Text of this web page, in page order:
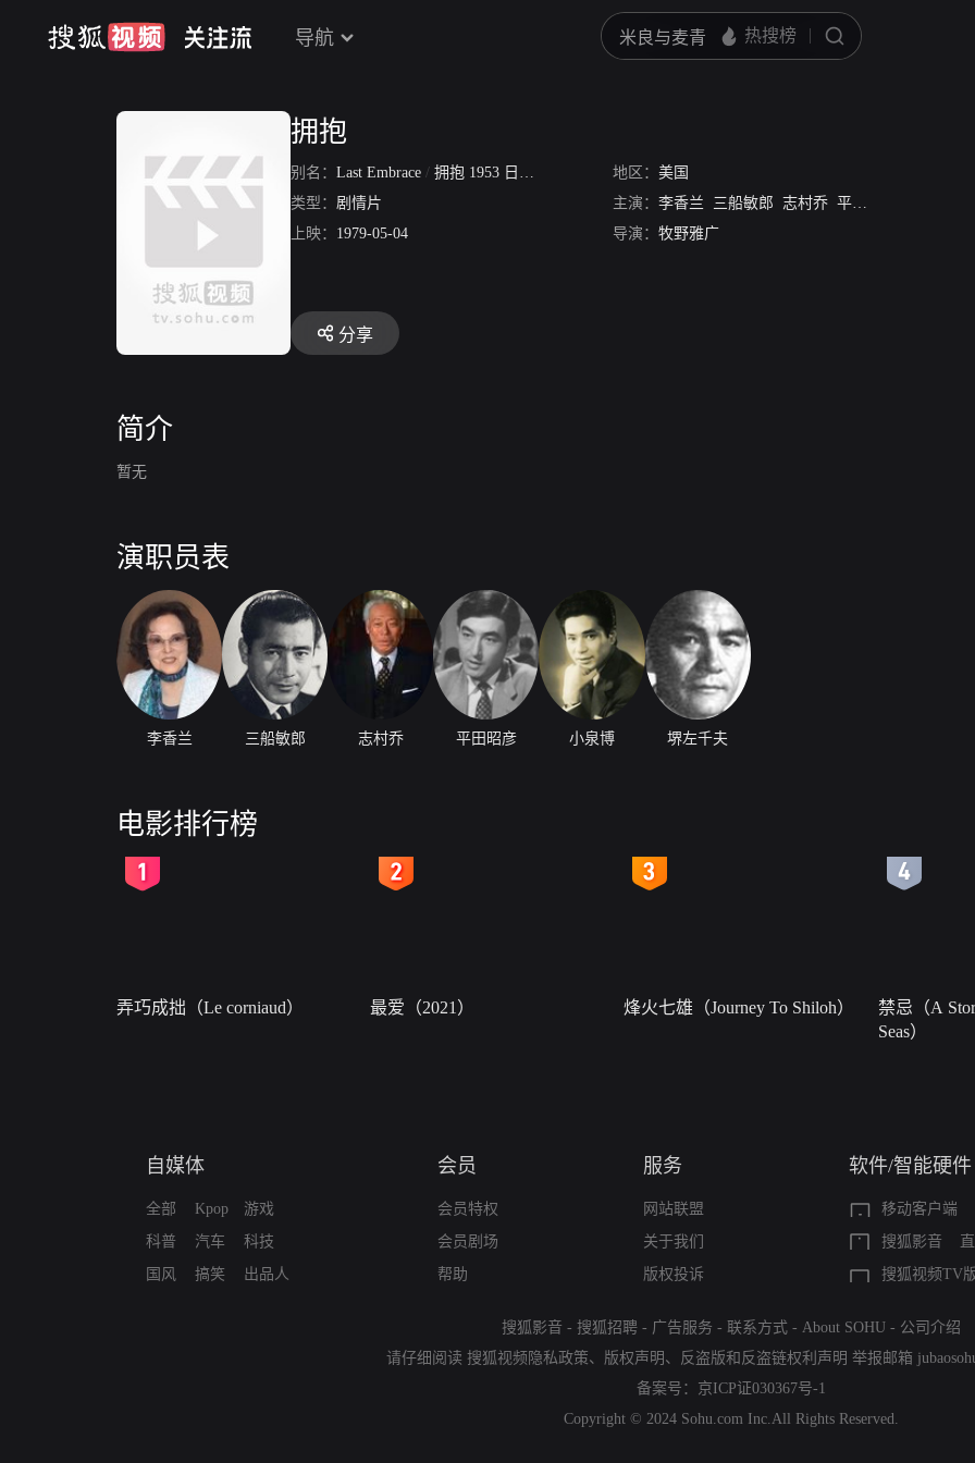
导航
拥抱
别名： Last Embrace / 拥抱 1953 日本版 地区： 美国
类型： 剧情片 主演： 李香兰 三船敏郎 志村乔 平田昭彦
上映： 1979-05-04 导演： 牧野雅广
分享
简介
暂无
演职员表
李香兰 三船敏郎 志村乔 平田昭彦 小泉博 堺左千夫
电影排行榜
弄巧成拙（Le corniaud） 最爱（2021） 烽火七雄（Journey To Shiloh）
禁忌（A
Seas）
自媒体
全部
科普
国风
Kpop
汽车
搞笑
游戏
科技
出品人
会员
会员特权
会员剧场
帮助
服务
网站联盟
关于我们
版权投诉
软件/智能硬件
移动客户端
搜狐影音
搜狐视频TV
搜狐影音 - 搜狐招聘 - 广告服务 - 联系方式 - About SOHU - 公司介绍
请仔细阅读 搜狐视频隐私政策、 版权声明 、 反盗版和反盗链权利声明 举报邮箱
备案号： 京ICP证030367号-1
Copyright © 2024 Sohu.com Inc.All Rights Reserved.